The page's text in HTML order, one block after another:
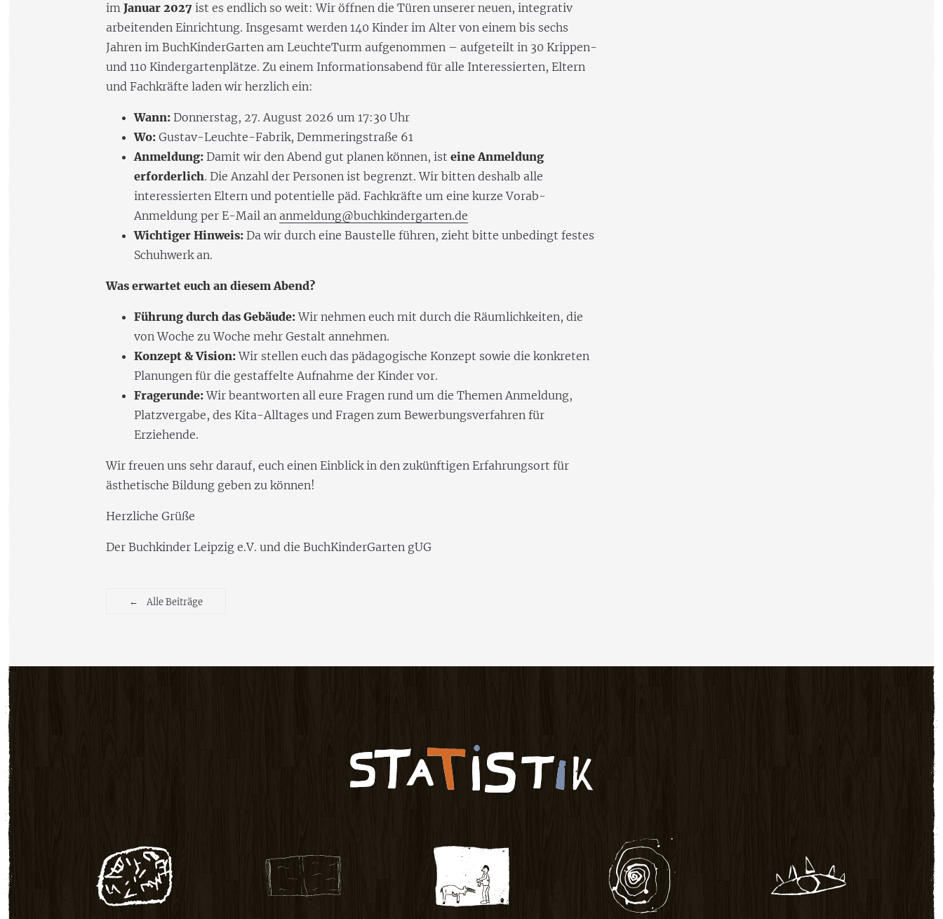
im Januar 2027ist es endlich so weit: Wir öffnen die Türen unserer neuen, integrativ
arbeitenden Einrichtung. Insgesamt werden 140 Kinder im Alter von einem bis sechs
Jahren im BuchKinderGarten am LeuchteTurm aufgenommen – aufgeteilt in 30 Krippen-
und 110 Kindergartenplätze. Zu einem Informationsabend für alle Interessierten, Eltern
und Fachkräfte laden wir herzlich ein:
Wann:Donnerstag, 27. August 2026 um 17:30 Uhr
Wo:Gustav-Leuchte-Fabrik, Demmeringstraße 61
Anmeldung: Damit wir den Abend gut planen können, ist eine Anmeldung
erforderlich. Die Anzahl der Personen ist begrenzt. Wir bitten deshalb alle
interessierten Eltern und potentielle päd. Fachkräfte um eine kurze Vorab-
Anmeldung per E-Mail an anmeldung@buchkindergarten.de
Wichtiger Hinweis:Da wir durch eine Baustelle führen, zieht bitte unbedingt festes
Schuhwerk an.
Was erwartet euch an diesem Abend?
Führung durch das Gebäude:Wir nehmen euch mit durch die Räumlichkeiten, die
von Woche zu Woche mehr Gestalt annehmen.
Konzept & Vision:Wir stellen euch das pädagogische Konzept sowie die konkreten
Planungen für die gestaffelte Aufnahme der Kinder vor.
Fragerunde:Wir beantworten all eure Fragen rund um die Themen Anmeldung,
Platzvergabe, des Kita-Alltages und Fragen zum Bewerbungsverfahren für
Erziehende.
Wir freuen uns sehr darauf, euch einen Einblick in den zukünftigen Erfahrungsort für
ästhetische Bildung geben zu können!
Herzliche Grüße
Der Buchkinder Leipzig e.V. und die BuchKinderGarten gUG
← Alle Beiträge